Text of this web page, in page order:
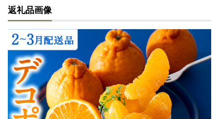
返礼品画像